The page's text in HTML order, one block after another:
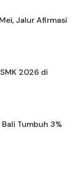
Jalur Afirmasi
2026 di
Tumbuh 3%